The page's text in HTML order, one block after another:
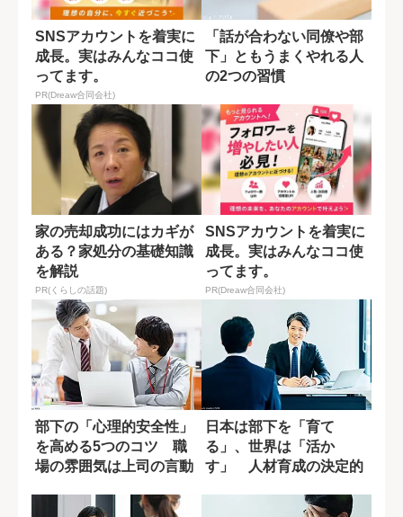
SNSアカウントを着実に
成長。実はみんなココ使
ってます。
PR(Dreaw合同会社)
「話が合わない同僚や部
下」ともうまくやれる人
の2つの習慣
家の売却成功にはカギが
ある？家処分の基礎知識
を解説
PR(くらしの話題)
SNSアカウントを着実に
成長。実はみんなココ使
ってます。
PR(Dreaw合同会社)
部下の「心理的安全性」
を高める5つのコツ 職
場の雰囲気は上司の言動
日本は部下を「育て
る」、世界は「活か
す」 人材育成の決定的